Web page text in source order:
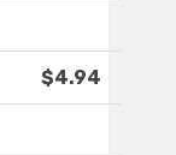
$4.94